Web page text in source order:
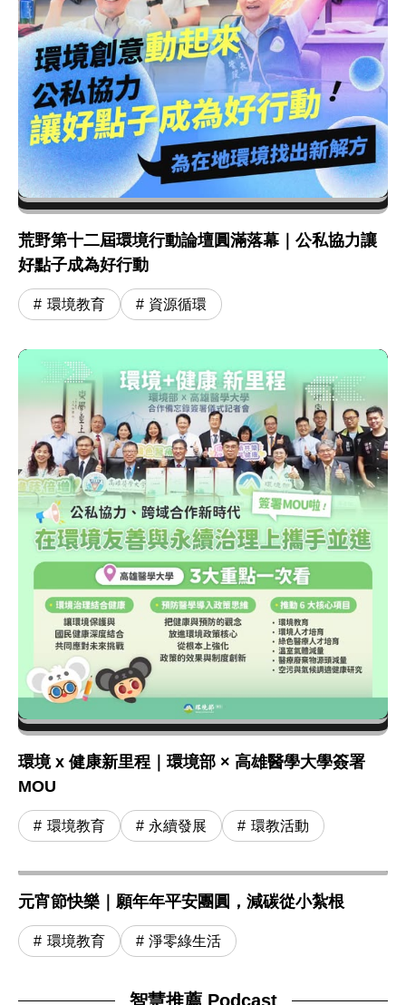
荒野第十二屆環境行動論壇圓滿落幕｜公私協力讓
好點子成為好行動
環境教育 資源循環
環境 x 健康新里程｜環境部 × 高雄醫學大學簽署
MOU
環境教育 永續發展 環教活動
元宵節快樂｜願年年平安團圓，減碳從小紮根
環境教育 淨零綠生活
智慧推薦 Podcast